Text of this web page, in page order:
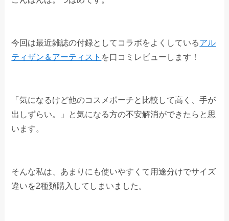
今回は最近雑誌の付録としてコラボをよくしているアル
ティザン＆アーティスト を口コミレビューします！
「気になるけど他のコスメポーチと比較して高く、手が
出しずらい。」と気になる方の不安解消ができたらと思
います。
そんな私は、あまりにも使いやすくて用途分けでサイズ
違いを2種類購入してしまいました。